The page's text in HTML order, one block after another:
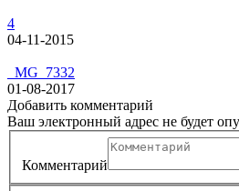
4
04-11-2015
_MG_7332
01-08-2017
Добавить комментарий
Ваш электронный адрес не будет
Комментарий